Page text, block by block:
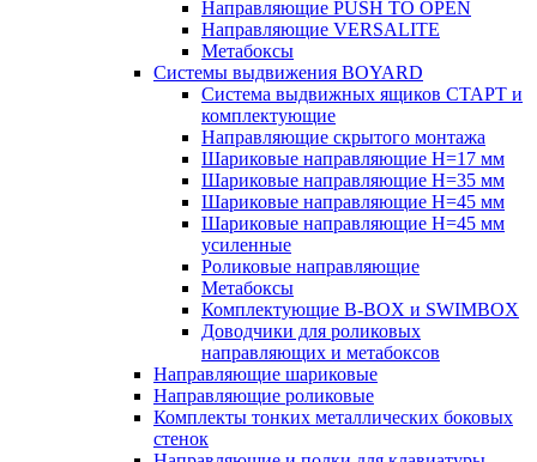
Направляющие PUSH TO OPEN
Направляющие VERSALITE
Метабоксы
Системы выдвижения BOYARD
Система выдвижных ящиков СТАРТ и
комплектующие
Направляющие скрытого монтажа
Шариковые направляющие H=17 мм
Шариковые направляющие H=35 мм
Шариковые направляющие H=45 мм
Шариковые направляющие H=45 мм
усиленные
Роликовые направляющие
Метабоксы
Комплектующие B-BOX и SWIMBOX
Доводчики для роликовых
направляющих и метабоксов
Направляющие шариковые
Направляющие роликовые
Комплекты тонких металлических боковых
стенок